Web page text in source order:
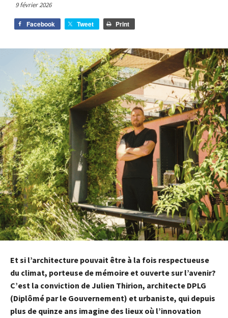
9 février 2026
Facebook Tweet Print
Et si l’architecture pouvait être à la fois respectueuse
du climat, porteuse de mémoire et ouverte sur l’avenir?
C’est la conviction de Julien Thirion, architecte DPLG
(Diplômé par le Gouvernement) et urbaniste, qui depuis
plus de quinze ans imagine des lieux où l’innovation